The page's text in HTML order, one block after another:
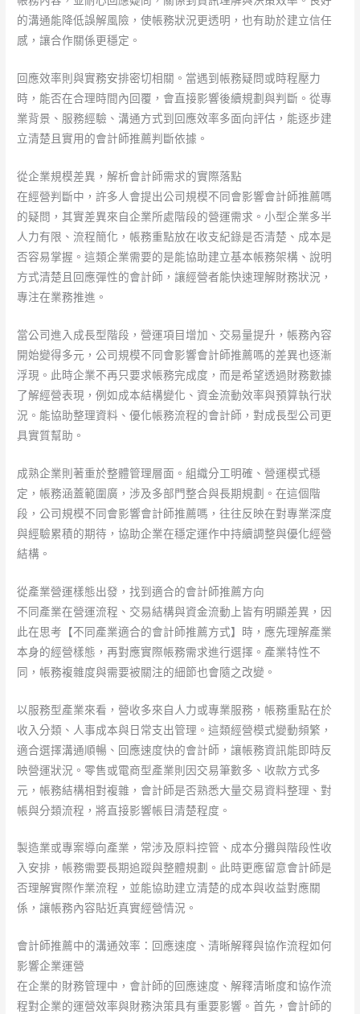
的溝通能降低誤解風險，使帳務狀況更透明，也有助於建立信任
感，讓合作關係更穩定。
回應效率則與實務安排密切相關。當遇到帳務疑問或時程壓力
時，能否在合理時間內回覆，會直接影響後續規劃與判斷。從專
業背景、服務經驗、溝通方式到回應效率多面向評估，能逐步建
立清楚且實用的會計師推薦判斷依據。
從企業規模差異，解析會計師需求的實際落點
在經營判斷中，許多人會提出公司規模不同會影響會計師推薦嗎
的疑問，其實差異來自企業所處階段的營運需求。小型企業多半
人力有限、流程簡化，帳務重點放在收支紀錄是否清楚、成本是
否容易掌握。這類企業需要的是能協助建立基本帳務架構、說明
方式清楚且回應彈性的會計師，讓經營者能快速理解財務狀況，
專注在業務推進。
當公司進入成長型階段，營運項目增加、交易量提升，帳務內容
開始變得多元，公司規模不同會影響會計師推薦嗎的差異也逐漸
浮現。此時企業不再只要求帳務完成度，而是希望透過財務數據
了解經營表現，例如成本結構變化、資金流動效率與預算執行狀
況。能協助整理資料、優化帳務流程的會計師，對成長型公司更
具實質幫助。
成熟企業則著重於整體管理層面。組織分工明確、營運模式穩
定，帳務涵蓋範圍廣，涉及多部門整合與長期規劃。在這個階
段，公司規模不同會影響會計師推薦嗎，往往反映在對專業深度
與經驗累積的期待，協助企業在穩定運作中持續調整與優化經營
結構。
從產業營運樣態出發，找到適合的會計師推薦方向
不同產業在營運流程、交易結構與資金流動上皆有明顯差異，因
此在思考【不同產業適合的會計師推薦方式】時，應先理解產業
本身的經營樣態，再對應實際帳務需求進行選擇。產業特性不
同，帳務複雜度與需要被關注的細節也會隨之改變。
以服務型產業來看，營收多來自人力或專業服務，帳務重點在於
收入分類、人事成本與日常支出管理。這類經營模式變動頻繁，
適合選擇溝通順暢、回應速度快的會計師，讓帳務資訊能即時反
映營運狀況。零售或電商型產業則因交易筆數多、收款方式多
元，帳務結構相對複雜，會計師是否熟悉大量交易資料整理、對
帳與分類流程，將直接影響帳目清楚程度。
製造業或專案導向產業，常涉及原料控管、成本分攤與階段性收
入安排，帳務需要長期追蹤與整體規劃。此時更應留意會計師是
否理解實際作業流程，並能協助建立清楚的成本與收益對應關
係，讓帳務內容貼近真實經營情況。
會計師推薦中的溝通效率：回應速度、清晰解釋與協作流程如何
影響企業運營
在企業的財務管理中，會計師的回應速度、解釋清晰度和協作流
程對企業的運營效率與財務決策具有重要影響。首先，會計師的